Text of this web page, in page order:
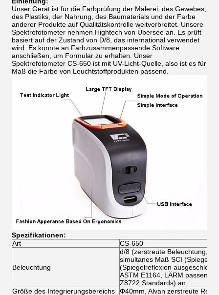
Unser Gerät ist für die Farbprüfung der Malerei, des Gewebes,
des Plastiks, der Nahrung, des Baumaterials und der Farbe
anderer Produkte auf Qualitätskontrolle weitverbreitet. Unsere
Spektrofotometer nehmen Hightech von Übersee an. Es prüft
basiert auf der Zustand von D/8, das international verwendet
wird. Es könnte an Farbzusammenpassende Software
anschließen, um Formular zu erhalten. Unser
Spektrofotometer CS-650 ist mit UV-Licht-Quelle, also ist es für
Maß die Farbe von Leuchtstoffprodukten passend.
Spezifikationen:
Art
CS-650
Beleuchtung
d/8 (zerstreute Beleuchtung, 8
simultanes Maß SCI
(Spiegelreflexion
ASTM E1164, LÄRM passen
Z8722 Standards) an
Größe des Integrierungsbereichs
Φ40mm, Alvan zerstreute